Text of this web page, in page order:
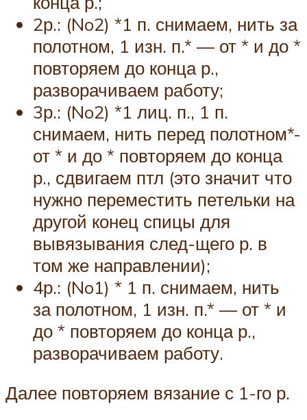
2р.: (No2) *1 п. снимаем, нить за
полотном, 1 изн. п.* — от * и до *
повторяем до конца р.,
разворачиваем работу;
3р.: (No2) *1 лиц. п., 1 п.
снимаем, нить перед полотном*-
от * и до * повторяем до конца
р., сдвигаем птл (это значит что
нужно переместить петельки на
другой конец спицы для
вывязывания след-щего р. в
том же направлении);
4р.: (No1) * 1 п. снимаем, нить
за полотном, 1 изн. п.* — от * и
до * повторяем до конца р.,
разворачиваем работу.
Далее повторяем вязание с 1-го р.